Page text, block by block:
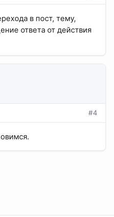
в пост, тему,
ответа от действия
#4